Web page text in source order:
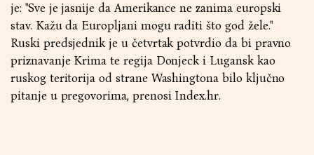
je: "Sve je jasnije da Amerikance ne zanima europski
stav. Kažu da Europljani mogu raditi što god žele."
Ruski predsjednik je u četvrtak potvrdio da bi pravno
priznavanje Krima te regija Donjeck i Lugansk kao
ruskog teritorija od strane Washingtona bilo ključno
pitanje u pregovorima, prenosi Index.hr.